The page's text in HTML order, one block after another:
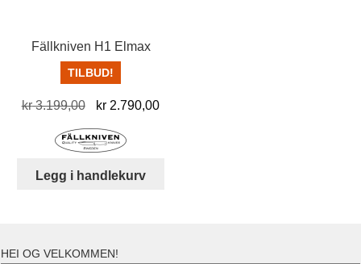
Fällkniven H1 Elmax
TILBUD!
kr3.199,00
Opprinnelig
var:
kr 2.790,00Nåværende
Legg i handlekurv
HEI OG VELKOMMEN!